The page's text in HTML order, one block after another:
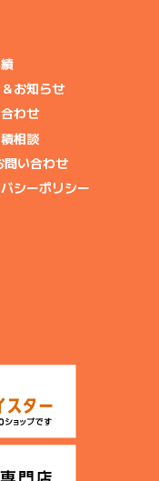
お知らせ
わせ
相談
問い合わせ
シーポリシー